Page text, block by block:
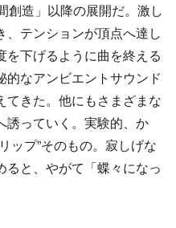
造」以降の展開だ。激し
、テンションが頂点へ達し
を下げるように曲を終える
的なアンビエントサウンド
てきた。他にもさまざまな
誘っていく。実験的、か
ップ”そのもの。寂しげな
ると、やがて「蝶々になっ